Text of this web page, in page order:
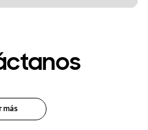
más